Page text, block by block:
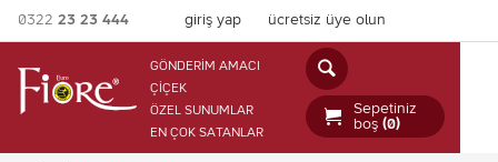
0322 23 23 444 giriş yap ücretsiz üye olun
GÖNDERİM AMACI
ÇİÇEK
ÖZEL SUNUMLAR
EN ÇOK SATANLAR


Sepetiniz
boş (0)